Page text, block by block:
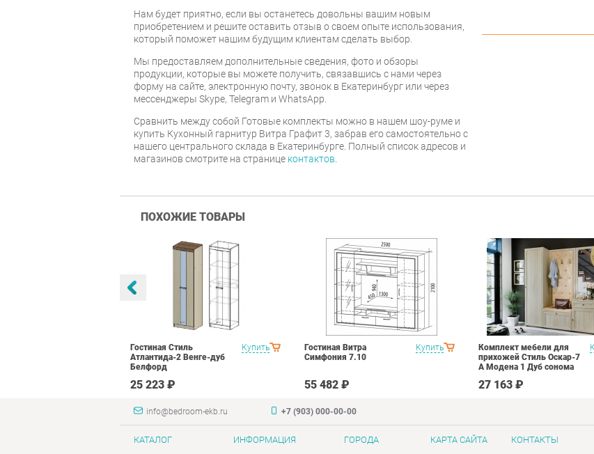
Нам будет приятно, если вы останетесь довольны вашим новым
приобретением и решите оставить отзыв о своем опыте использования,
который поможет нашим будущим клиентам сделать выбор.
Мы предоставляем дополнительные сведения, фото и обзоры
продукции, которые вы можете получить, связавшись с нами через
форму на сайте, электронную почту, звонок в Екатеринбург или через
мессенджеры Skype, Telegram и WhatsApp.
Cравнить между собой Готовые комплекты можно в нашем шоу-руме и
купить Кухонный гарнитур Витра Графит 3, забрав его самостоятельно с
нашего центрального склада в Екатеринбурге. Полный список адресов и
магазинов смотрите на странице контактов
ПОХОЖИЕ ТОВАРЫ
Купить
Гостиная Стиль
Атлантида-2 Венге-дуб
Белфорд
25 223 ₽
Купить
Гостиная Витра
Симфония 7.10
55 482 ₽
Комплект мебели для
прихожей Стиль Оскар-7
А Модена 1 Дуб сонома
27 163 ₽
info@bedroom-ekb.ru +7 (903) 000-00-00
КАТАЛОГ ИНФОРМАЦИЯ ГОРОДА КАРТА САЙТА КОНТАКТЫ